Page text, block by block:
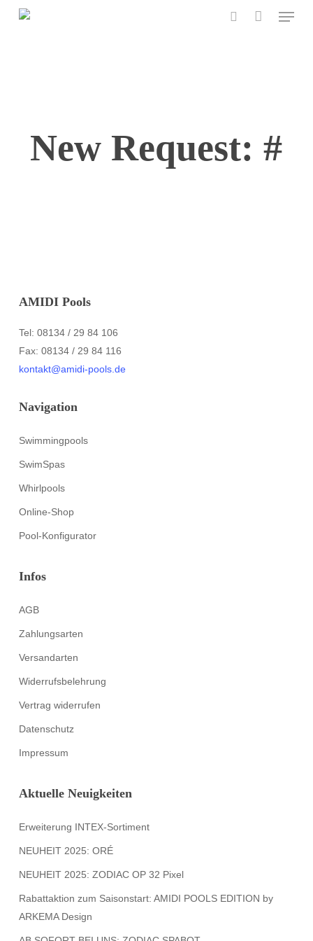
Menu
New Request: #
AMIDI Pools
Tel: 08134 / 29 84 106
Fax: 08134 / 29 84 116
kontakt@amidi-pools.de
Navigation
Swimmingpools
SwimSpas
Whirlpools
Online-Shop
Pool-Konfigurator
Infos
AGB
Zahlungsarten
Versandarten
Widerrufsbelehrung
Vertrag widerrufen
Datenschutz
Impressum
Aktuelle Neuigkeiten
Erweiterung INTEX-Sortiment
NEUHEIT 2025: ORÉ
NEUHEIT 2025: ZODIAC OP 32 Pixel
Rabattaktion zum Saisonstart: AMIDI POOLS EDITION by
ARKEMA Design